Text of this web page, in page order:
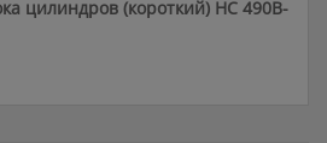
цилиндров (короткий) НС 490B-